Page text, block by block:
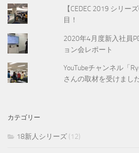
【CEDEC 2019 シリ
目！
2020年4月度新入社員
ョン会レポート
YouTubeチャンネル「
さんの取材を受けまし
カテゴリー
18新人シリーズ (12)